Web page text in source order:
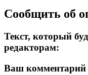
Прокрутка
вверх
Сообщить об
Текст, который
редакторам:
Ваш комментарий